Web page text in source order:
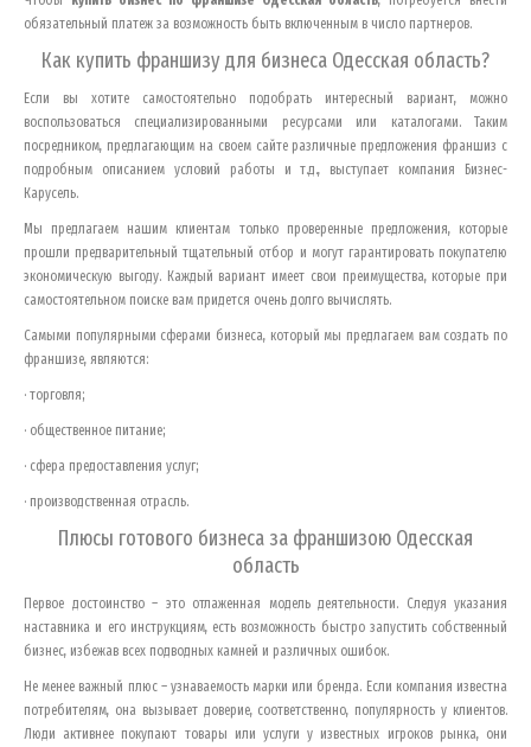
обязательный платеж за возможность быть включенным в число партнеров.
Как купить франшизу для бизнеса Одесская область?
Если вы хотите самостоятельно подобрать интересный вариант, можно
воспользоваться специализированными ресурсами или каталогами. Таким
посредником, предлагающим на своем сайте различные предложения франшиз с
подробным описанием условий работы и т.д., выступает компания Бизнес-
Карусель.
Мы предлагаем нашим клиентам только проверенные предложения, которые
прошли предварительный тщательный отбор и могут гарантировать покупателю
экономическую выгоду. Каждый вариант имеет свои преимущества, которые при
самостоятельном поиске вам придется очень долго вычислять.
Самыми популярными сферами бизнеса, который мы предлагаем вам создать по
франшизе, являются:
· торговля;
· общественное питание;
· сфера предоставления услуг;
· производственная отрасль.
Плюсы готового бизнеса за франшизою Одесская
область
Первое достоинство – это отлаженная модель деятельности. Следуя указания
наставника и его инструкциям, есть возможность быстро запустить собственный
бизнес, избежав всех подводных камней и различных ошибок.
Не менее важный плюс – узнаваемость марки или бренда. Если компания известна
потребителям, она вызывает доверие, соответственно, популярность у клиентов.
Люди активнее покупают товары или услуги у известных игроков рынка, они